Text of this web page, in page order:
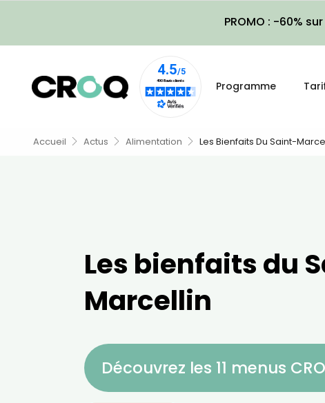
PROMO : -60%
Programme
Accueil Actus Alimentation Les Bienfaits Du Saint-
Les bienfaits du
Marcellin
Découvrez les 11 menus